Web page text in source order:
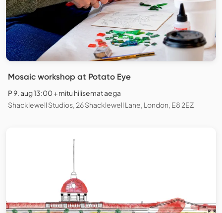
Mosaic workshop at Potato Eye
P 9. aug 13:00 + mitu hilisemat aega
Shacklewell Studios, 26 Shacklewell Lane, London, E8 2EZ